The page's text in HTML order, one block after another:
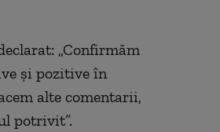
„Confirmăm
şi pozitive în
alte comentarii,
potrivit”.